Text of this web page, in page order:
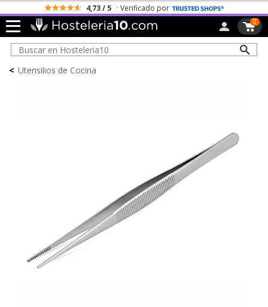
4,73 / 5 · Verificado por
0
< Utensilios de Cocina